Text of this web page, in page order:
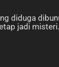
diduga
jadi misteri.